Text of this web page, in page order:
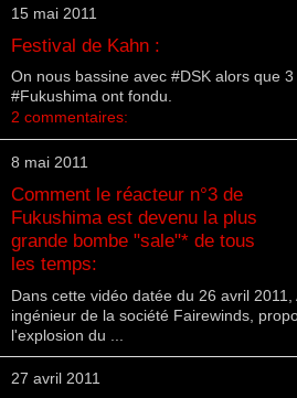
15 mai 2011
Festival de Kahn :
On nous bassine avec #DSK alors que
#Fukushima ont fondu.
2 commentaires:
8 mai 2011
Comment le réacteur n°3 de
Fukushima est devenu la plus
grande bombe "sale"* de tous
les temps:
Dans cette vidéo datée du 26 avril 2011,
ingénieur de la société Fairewinds,
l'explosion du ...
27 avril 2011